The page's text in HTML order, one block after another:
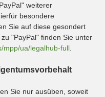
weiterer
besondere
Sie auf diese gesondert
"PayPal" finden Sie unter
mpp/ua/legalhub-full
Sie nur ausüben, soweit